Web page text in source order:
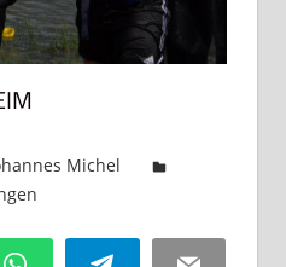
Michel